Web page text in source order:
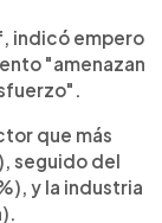
indicó empero
"amenazan
que más
seguido del
y la industria